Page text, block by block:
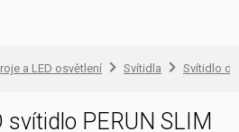
a LED osvětlení Svítidla Svítidlo
svítidlo PERUN SLIM